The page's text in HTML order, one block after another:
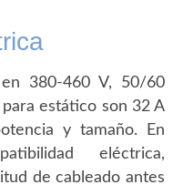
380-460 V, 50/60
estático son 32 A
y tamaño. En
eléctrica,
de cableado antes